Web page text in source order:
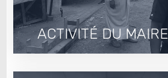
ACTIVITÉ DU MAIRE